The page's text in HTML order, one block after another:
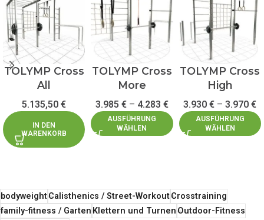
TOLYMP Cross
All
5.135,50€
IN DEN
WARENKORB
TOLYMP Cross
More
3.985 €– 4.283 €
AUSFÜHRUNG
WÄHLEN
TOLYMP Cross
High
3.930€ –3.970€
AUSFÜHRUNG
WÄHLEN
bodyweightCalisthenics / Street-WorkoutCrosstraining
family-fitness / GartenKlettern und TurnenOutdoor-Fitness